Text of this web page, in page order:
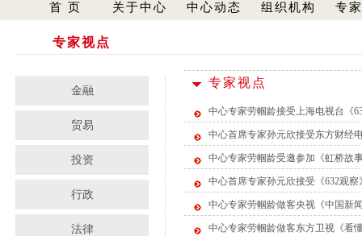
首 页 关于中心 中心动态 组织机构 专
专家视点
金融
贸易
投资
行政
法律
专家视点
中心专家劳帼龄接受上海电视台《
中心首席专家孙元欣接受东方财经
中心专家劳帼龄受邀参加《虹桥故
中心首席专家孙元欣接受《632观
中心专家劳帼龄做客央视《中国新
中心专家劳帼龄做客东方卫视《看